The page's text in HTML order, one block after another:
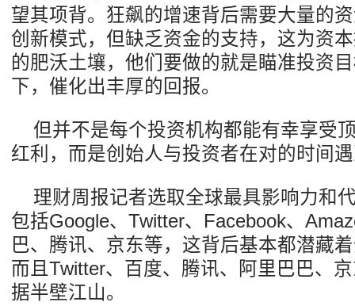
望其项背。狂飙的增速背后需要大量的
创新模式，但缺乏资金的支持，这为资
的肥沃土壤，他们要做的就是瞄准投资
下，催化出丰厚的回报。
但并不是每个投资机构都能有幸享受
红利，而是创始人与投资者在对的时间
理财周报记者选取全球最具影响力和
包括Google、Twitter、Facebook、
巴、腾讯、京东等，这背后基本都潜藏
而且Twitter、百度、腾讯、阿里巴巴、
据半壁江山。